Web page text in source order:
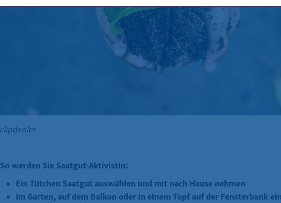
clipdealer
So werden Sie Saatgut-AktivistIn:
Ein Tütchen Saatgut auswählen und mit nach Hause nehmen
Im Garten, auf dem Balkon oder in einem Topf auf der Fensterbank